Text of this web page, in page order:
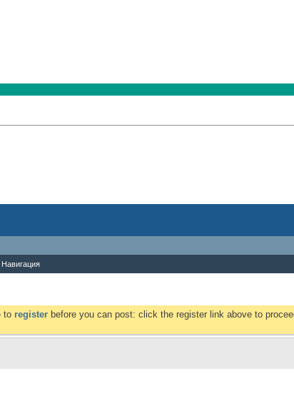
Навигация
to register before you can post: click the register link above to